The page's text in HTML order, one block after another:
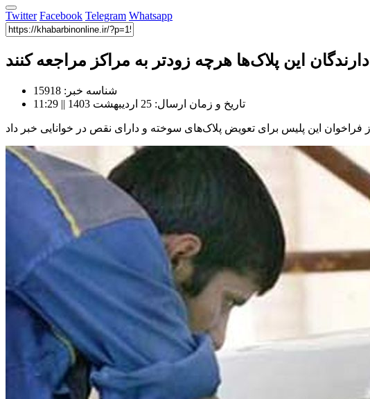
Twitter Facebook Telegram Whatsapp
دارندگان این پلاک‌ها هرچه زودتر به مراکز مراجعه کنند
شناسه خبر: 15918
تاریخ و زمان ارسال: 25 اردیبهشت 1403 || 11:29